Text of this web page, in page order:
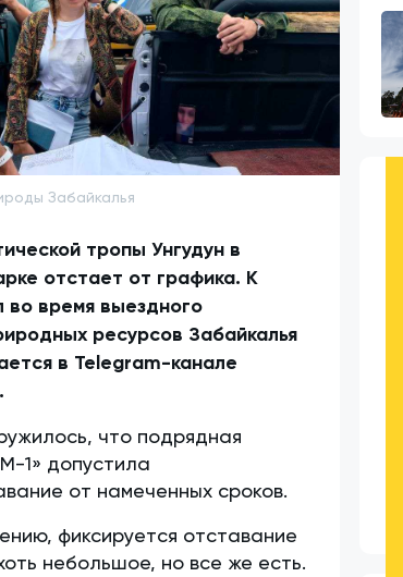
Забайкалья
тропы Унгудун в
отстает от графика. К
во время выездного
ресурсов Забайкалья
в Telegram-канале
что подрядная
1» допустила
от намеченных сроков.
фиксируется отставание
небольшое, но все же есть.